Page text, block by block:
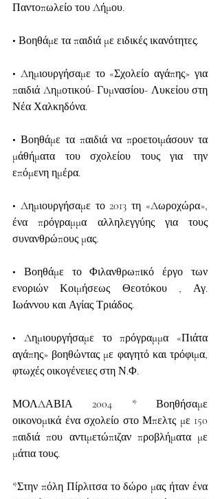
Παντοπωλείο του Δήμου.
• Βοηθάμε τα παιδιά με ειδικές ικανότητες.
• Δημιουργήσαμε το «Σχολείο αγάπης» για
παιδιά Δημοτικού- Γυμνασίου- Λυκείου στη
Νέα Χαλκηδόνα.
• Βοηθάμε τα παιδιά να προετοιμάσουν τα
μάθήματα του σχολείου τους για την
επόμενη ημέρα.
• Δημιουργήσαμε το 2013 τη «Δωροχώρα»,
ένα πρόγραμμα αλληλεγγύης για τους
συνανθρώπους μας.
• Βοηθάμε το Φιλανθρωπικό έργο των
ενοριών Κοιμήσεως Θεοτόκου , Αγ.
Ιωάννου και Αγίας Τριάδος.
• Δημιουργήσαμε το πρόγραμμα «Πιάτα
αγάπης» βοηθώντας με φαγητό και τρόφιμα,
φτωχές οικογένειες στη Ν.Φ.
ΜΟΛΔΑΒΙΑ 2004 * Βοηθήσαμε
οικονομικά ένα σχολείο στο Μπελτς με 150
παιδιά που αντιμετώπιζαν προβλήματα με
μάτια τους.
*Στην πόλη Πίρλιτσα το δώρο μας ήταν ένα